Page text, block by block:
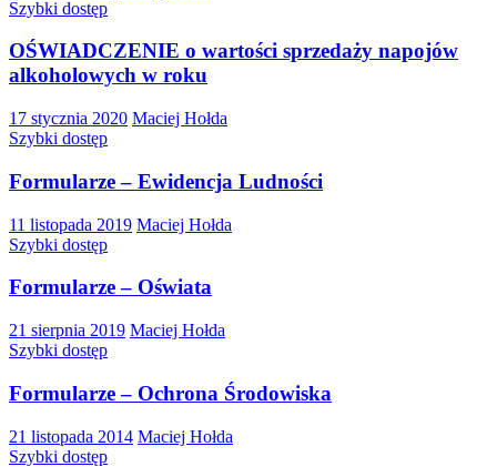
Szybki dostęp
OŚWIADCZENIE o wartości sprzedaży napojów
alkoholowych w roku
17 stycznia 2020 Maciej Hołda
Szybki dostęp
Formularze – Ewidencja Ludności
11 listopada 2019 Maciej Hołda
Szybki dostęp
Formularze – Oświata
21 sierpnia 2019 Maciej Hołda
Szybki dostęp
Formularze – Ochrona Środowiska
21 listopada 2014 Maciej Hołda
Szybki dostęp